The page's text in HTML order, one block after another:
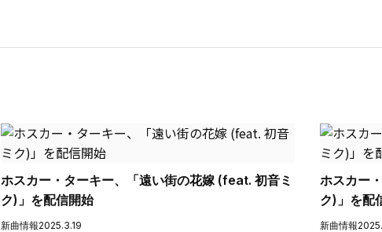
ホスカー・ターキー、「遠い街の花嫁 (feat. 初音ミ
ク)」を配信開始
新曲情報2025.3.19
ホスカー
ク)」を配
新曲情報